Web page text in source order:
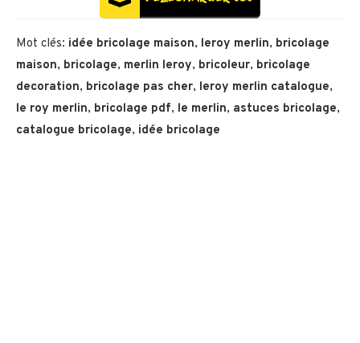
Mot clés: idée bricolage maison, leroy merlin, bricolage
maison, bricolage, merlin leroy, bricoleur, bricolage
decoration, bricolage pas cher, leroy merlin catalogue,
le roy merlin, bricolage pdf, le merlin, astuces bricolage,
catalogue bricolage, idée bricolage